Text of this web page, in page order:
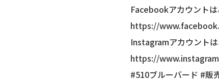
Facebookアカウントは
https://
Instagramアカウント
https://
#510ブルーバード #販